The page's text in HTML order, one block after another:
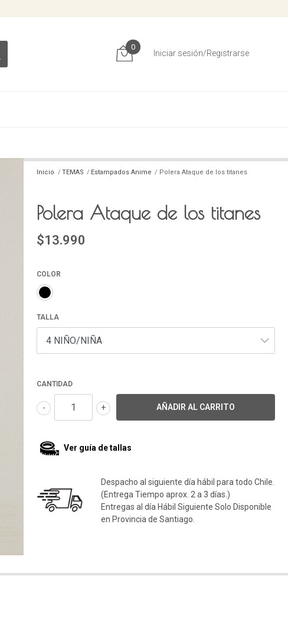
0
Iniciar sesión/Registrarse
Inicio TEMAS Estampados Anime Polera Ataque de los titanes
Polera Ataque de los titanes
$13.990
COLOR
TALLA
CANTIDAD
+
-
Ver guía de tallas
Despacho al siguiente día hábil para todo Chile.
(Entrega Tiempo aprox. 2 a 3 días.)
Entregas al día Hábil Siguiente Solo Disponible
en Provincia de Santiago.